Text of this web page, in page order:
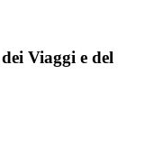
Viaggi e del